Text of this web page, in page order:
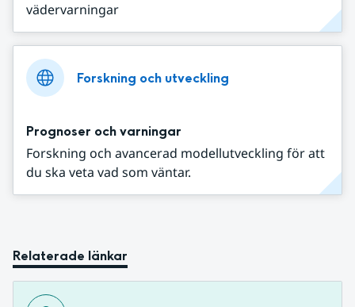
vädervarningar
Forskning och utveckling
Prognoser och varningar
Forskning och avancerad modellutveckling för att
du ska veta vad som väntar.
Relaterade länkar